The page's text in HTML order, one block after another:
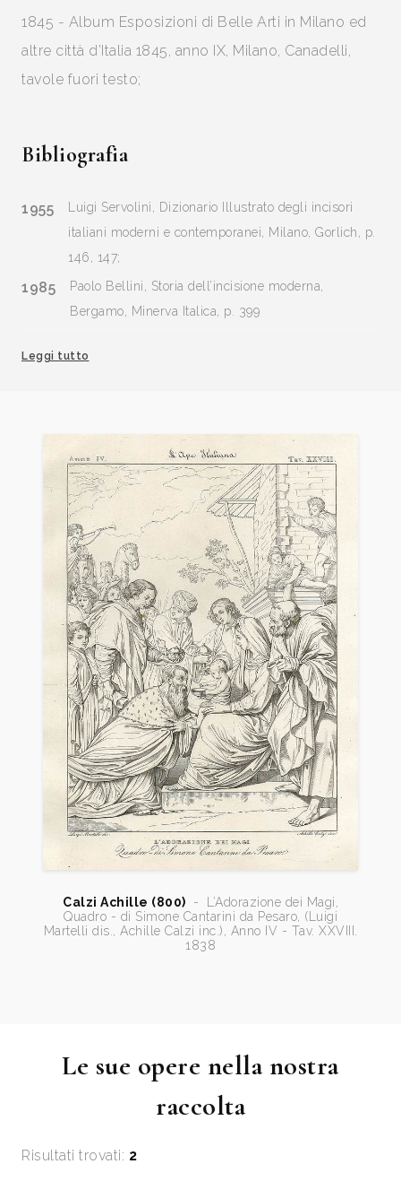
1845 - Album Esposizioni di Belle Arti in Milano ed
altre città d’Italia 1845, anno IX, Milano, Canadelli,
tavole fuori testo;
Bibliografia
1955
Luigi Servolini, Dizionario Illustrato degli incisori
italiani moderni e contemporanei, Milano, Gorlich, p.
146, 147;
1985
Paolo Bellini, Storia dell’incisione moderna,
Bergamo, Minerva Italica, p. 399
volume II, Bip-Car, Reggio Emilia, Edizioni Diabasis,
Leggi tutto
Calzi Achille (800) -
L’Adorazione dei Magi,
Quadro - di Simone Cantarini da Pesaro, (Luigi
Martelli dis., Achille Calzi inc.), Anno IV - Tav. XXVIII.
1838
Le sue opere nella nostra
raccolta
Risultati trovati: 2